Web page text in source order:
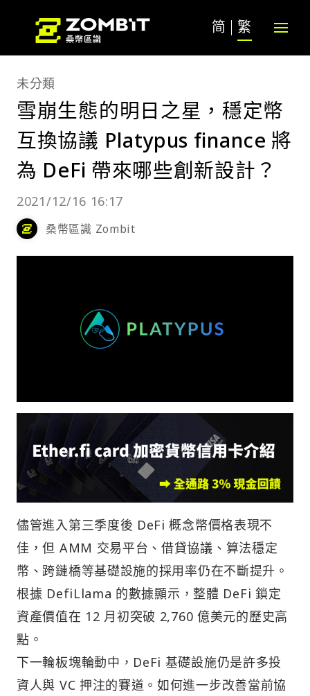
简 繁
未分類
雪崩生態的明日之星，穩定幣
互換協議 Platypus finance 將
為 DeFi 帶來哪些創新設計？
2021/12/16 16:17
桑幣區識 Zombit
儘管進入第三季度後 DeFi 概念幣價格表現不
佳，但 AMM 交易平台、借貸協議、算法穩定
幣、跨鏈橋等基礎設施的採用率仍在不斷提升。
根據 DefiLlama 的數據顯示，整體 DeFi 鎖定
資產價值在 12 月初突破 2,760 億美元的歷史高
點。
下一輪板塊輪動中，DeFi 基礎設施仍是許多投
資人與 VC 押注的賽道。如何進一步改善當前協